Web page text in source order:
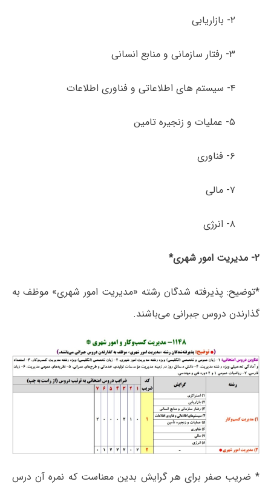
۲- بازاریابی
۳- رفتار سازمانی و منابع انسانی
۴- سیستم های اطلاعاتی و فناوری اطلاعات
۵- عملیات و زنجیره تامین
۶- فناوری
۷- مالی
۸- انرژی
۲- مدیریت امور شهری*
*توضیح: پذیرفته شدگان رشته «مدیریت امور شهری» موظف به
گذارندن دروس جبرانی می‌باشند.
* ضریب صفر برای هر گرایش بدین معناست که نمره آن درس